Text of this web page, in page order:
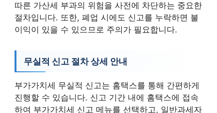
따른 가산세 부과의 위험을 사전에 차단하는 중요한
절차입니다. 또한, 폐업 시에도 신고를 누락하면 불
이익이 있을 수 있으므로 주의가 필요합니다.
무실적 신고 절차 상세 안내
부가가치세 무실적 신고는 홈택스를 통해 간편하게
진행할 수 있습니다. 신고 기간 내에 홈택스에 접속
하여 부가가치세 신고 메뉴를 선택하고, 일반과세자